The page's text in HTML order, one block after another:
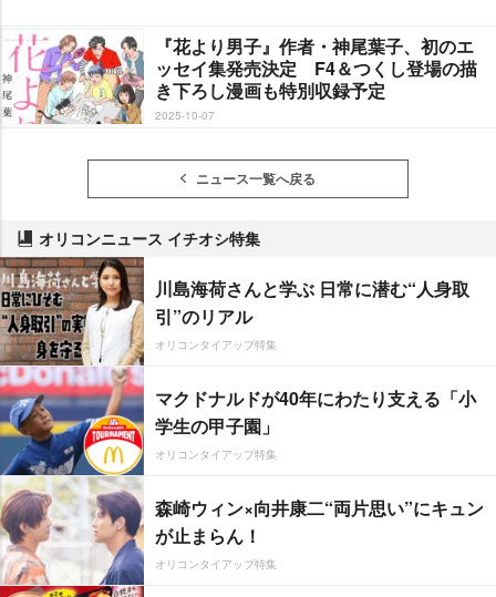
『花より男子』作者・神尾葉子、初のエ
ッセイ集発売決定 F4＆つくし登場の描
き下ろし漫画も特別収録予定
2025-10-07
ニュース一覧へ戻る
オリコンニュース イチオシ特集
川島海荷さんと学ぶ 日常に潜む“人身取
引”のリアル
オリコンタイアップ特集
マクドナルドが40年にわたり支える「小
学生の甲子園」
オリコンタイアップ特集
森崎ウィン×向井康二“両片思い”にキュン
が止まらん！
オリコンタイアップ特集